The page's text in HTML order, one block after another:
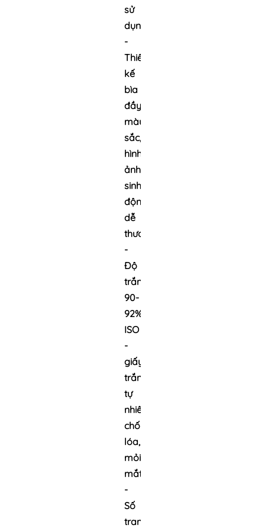
sử
dụng.
-
Thiết
kế
bìa
đầy
màu
sắc,
hình
ảnh
sinh
động,
dễ
thương.
-
Độ
trắng
90-
92%
ISO
-
giấy
trắng
tự
nhiên,
chống
lóa,
mỏi
mắt.
-
Số
trang: